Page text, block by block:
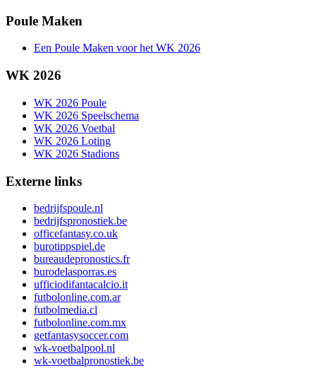
Poule Maken
Een Poule Maken voor het WK 2026
WK 2026
WK 2026 Poule
WK 2026 Speelschema
WK 2026 Voetbal
WK 2026 Loting
WK 2026 Stadions
Externe links
bedrijfspoule.nl
bedrijfspronostiek.be
officefantasy.co.uk
burotippspiel.de
bureaudepronostics.fr
burodelasporras.es
ufficiodifantacalcio.it
futbolonline.com.ar
futbolmedia.cl
futbolonline.com.mx
getfantasysoccer.com
wk-voetbalpool.nl
wk-voetbalpronostiek.be